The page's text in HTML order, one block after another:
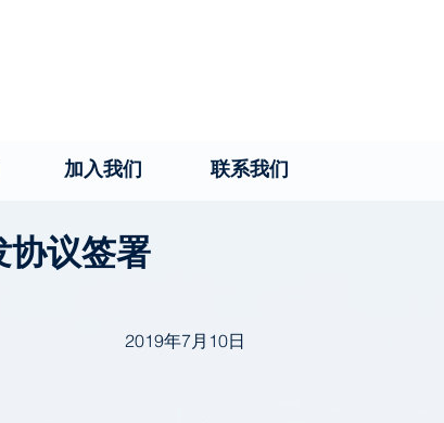
议签署
2019年7月10日
加入我们 联系我们